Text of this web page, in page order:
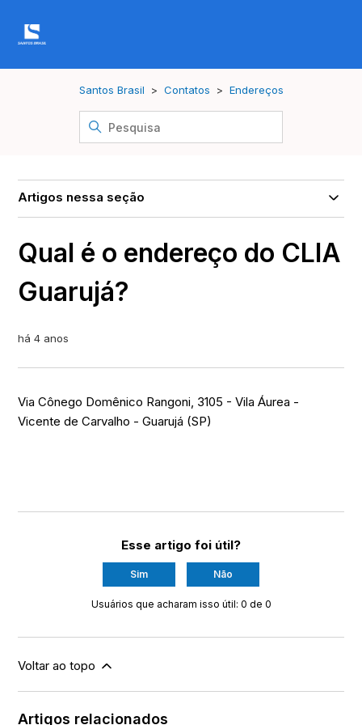
Santos Brasil Contatos Endereços
Artigos nessa seção
Qual é o endereço do CLIA
Guarujá?
há 4 anos
Via Cônego Domênico Rangoni, 3105 - Vila Áurea -
Vicente de Carvalho - Guarujá (SP)
Esse artigo foi útil?
Sim Não
Usuários que acharam isso útil: 0 de 0
Voltar ao topo
Artigos relacionados